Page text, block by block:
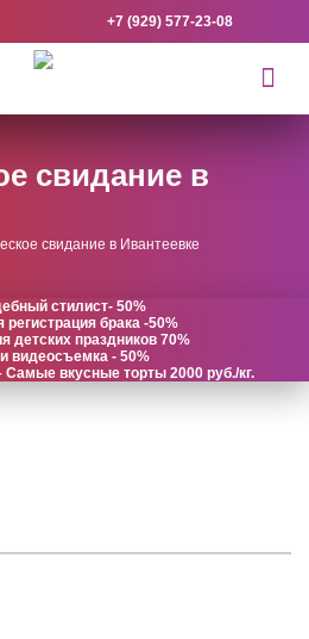
+7 (929) 577-23-08
свидание в
свидание в Ивантеевке
стилист- 50%
регистрация брака -50%
детских праздников 70%
видеосъемка - 50%
Самые вкусные торты 2000 руб./кг.